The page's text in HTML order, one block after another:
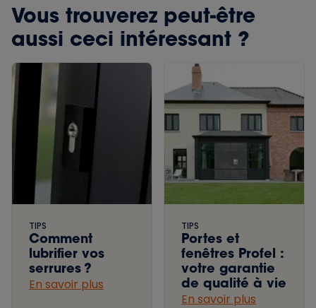
Vous trouverez peut-être
aussi ceci intéressant ?
TIPS
Comment
lubrifier vos
serrures ?
En savoir plus
TIPS
Portes et
fenêtres Profel :
votre garantie
de qualité à vie
En savoir plus